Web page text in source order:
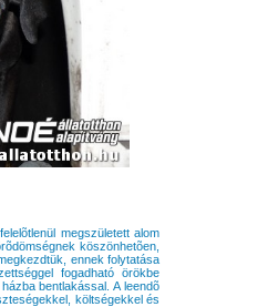
megszületett alom
köszönhetõen,
ennek folytatása
fogadható örökbe
bentlakással. A leendõ
költségekkel és